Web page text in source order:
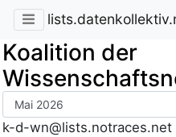
Koalition der
k-d-wn@lists.notraces.net